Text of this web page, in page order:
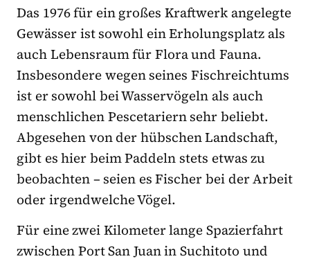
Das 1976 für ein großes Kraftwerk angelegte
Gewässer ist sowohl ein Erholungsplatz als
auch Lebensraum für Flora und Fauna.
Insbesondere wegen seines Fischreichtums
ist er sowohl bei Wasservögeln als auch
menschlichen Pescetariern sehr beliebt.
Abgesehen von der hübschen Landschaft,
gibt es hier beim Paddeln stets etwas zu
beobachten – seien es Fischer bei der Arbeit
oder irgendwelche Vögel.
Für eine zwei Kilometer lange Spazierfahrt
zwischen Port San Juan in Suchitoto und